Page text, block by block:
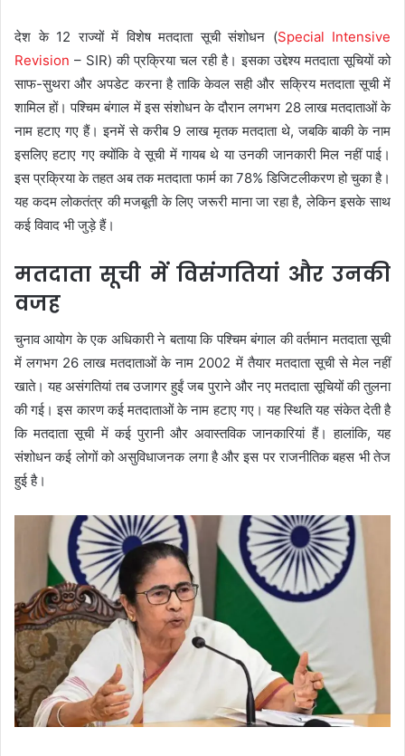
देश के 12 राज्यों में विशेष मतदाता सूची संशोधन (Special Intensive
Revision – SIR) की प्रक्रिया चल रही है। इसका उद्देश्य मतदाता सूचियों को
साफ-सुथरा और अपडेट करना है ताकि केवल सही और सक्रिय मतदाता सूची में
शामिल हों। पश्चिम बंगाल में इस संशोधन के दौरान लगभग 28 लाख मतदाताओं के
नाम हटाए गए हैं। इनमें से करीब 9 लाख मृतक मतदाता थे, जबकि बाकी के नाम
इसलिए हटाए गए क्योंकि वे सूची में गायब थे या उनकी जानकारी मिल नहीं पाई।
इस प्रक्रिया के तहत अब तक मतदाता फार्म का 78% डिजिटलीकरण हो चुका है।
यह कदम लोकतंत्र की मजबूती के लिए जरूरी माना जा रहा है, लेकिन इसके साथ
कई विवाद भी जुड़े हैं।
मतदाता सूची में विसंगतियां और उनकी
वजह
चुनाव आयोग के एक अधिकारी ने बताया कि पश्चिम बंगाल की वर्तमान मतदाता सूची
में लगभग 26 लाख मतदाताओं के नाम 2002 में तैयार मतदाता सूची से मेल नहीं
खाते। यह असंगतियां तब उजागर हुईं जब पुराने और नए मतदाता सूचियों की तुलना
की गई। इस कारण कई मतदाताओं के नाम हटाए गए। यह स्थिति यह संकेत देती है
कि मतदाता सूची में कई पुरानी और अवास्तविक जानकारियां हैं। हालांकि, यह
संशोधन कई लोगों को असुविधाजनक लगा है और इस पर राजनीतिक बहस भी तेज
हुई है।